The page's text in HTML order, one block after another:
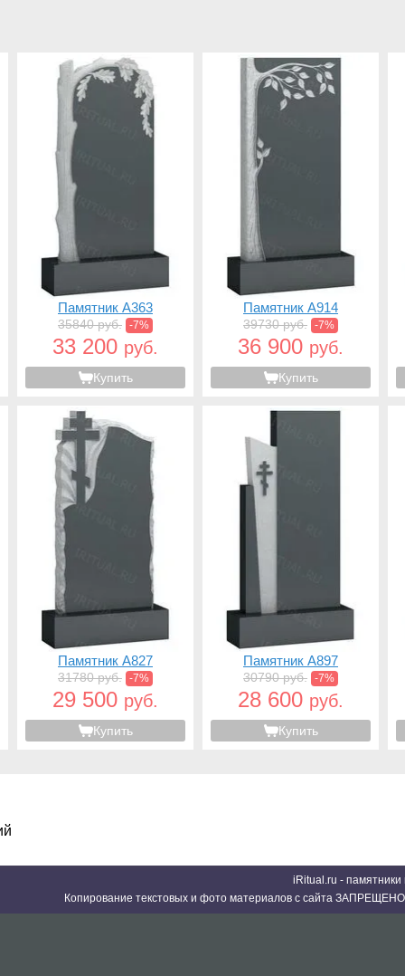
Памятник A363
35840 руб. -7%
33 200 руб.
Купить
Памятник A914
39730 руб. -7%
36 900 руб.
Купить
Памятник A827
31780 руб. -7%
29 500 руб.
Купить
Памятник A897
30790 руб. -7%
28 600 руб.
Купить
iRitual.ru -
Копирование текстовых и фото материалов с сайта